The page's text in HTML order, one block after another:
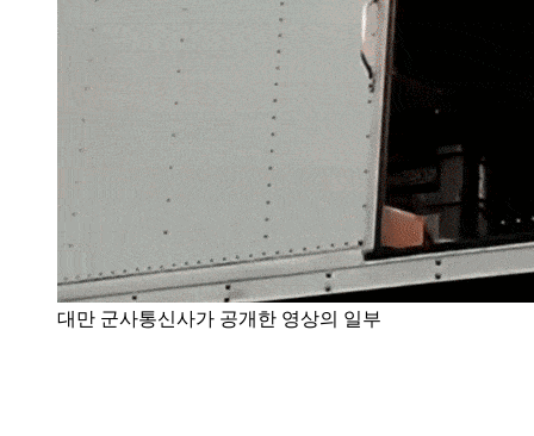
대만 군사통신사가 공개한 영상의 일부